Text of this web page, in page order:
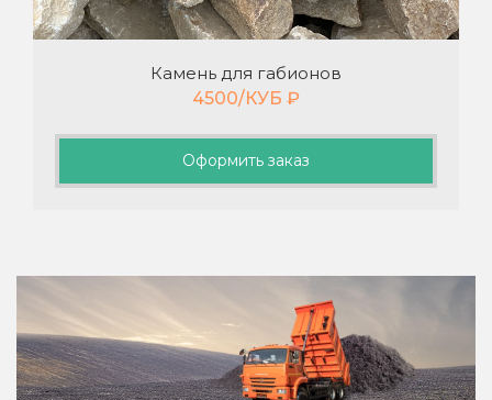
Камень для габионов
4500/КУБ ₽
Оформить заказ